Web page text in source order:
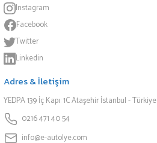
Instagram
Facebook
Twitter
Linkedin
Adres & İletişim
YEDPA 139 İç Kapı: 1C Ataşehir İstanbul - Türkiye
0216 471 40 54
info@e-autolye.com